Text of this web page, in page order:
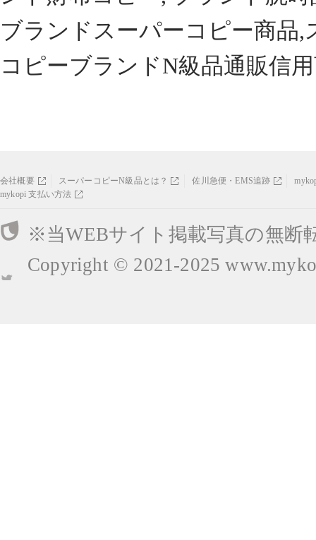
ブランドスーパーコピー商品
コピーブランドN級品通販信
会社概要 スーパーコピーN級品とは？ 佐川急便・EMS追跡
mykopi 支払い方法
※当WEBサイト掲載写真の無断
Copyright © 2021-2025